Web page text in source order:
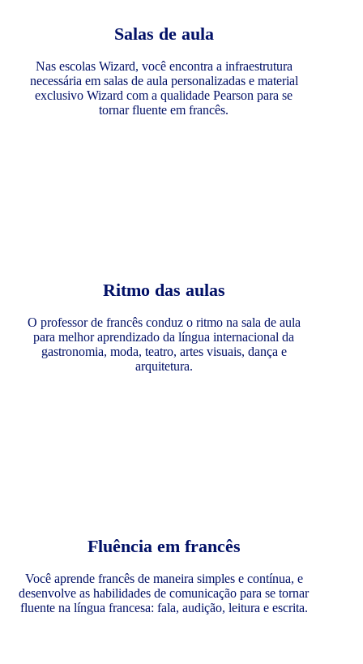
Salas de aula
Nas escolas Wizard, você encontra a infraestrutura
necessária em salas de aula personalizadas e material
exclusivo Wizard com a qualidade Pearson para se
tornar fluente em francês.
Ritmo das aulas
O professor de francês conduz o ritmo na sala de aula
para melhor aprendizado da língua internacional da
gastronomia, moda, teatro, artes visuais, dança e
arquitetura.
Fluência em francês
Você aprende francês de maneira simples e contínua, e
desenvolve as habilidades de comunicação para se tornar
fluente na língua francesa: fala, audição, leitura e escrita.